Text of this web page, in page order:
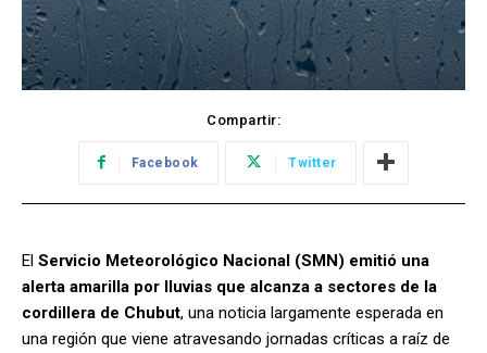
Compartir:
Facebook Twitter
El Servicio Meteorológico Nacional (SMN) emitió una
alerta amarilla por lluvias que alcanza a sectores de la
cordillera de Chubut, una noticia largamente esperada en
una región que viene atravesando jornadas críticas a raíz de